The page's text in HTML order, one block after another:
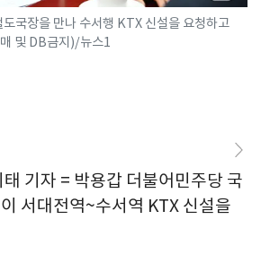
국장을 만나 수서행 KTX 신설을 요청하고
및 DB금지)/뉴스1
기자 = 박용갑 더불어민주당 국
서대전역~수서역 KTX 신설을